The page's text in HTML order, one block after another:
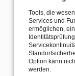
Anfang
MEHR
Tools, die
Services und
ermöglichen,
Option kann
werden.